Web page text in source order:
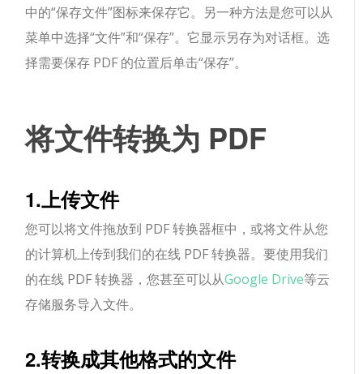
中的“保存文件”图标来保存它。另一种方法是您可以从
菜单中选择“文件”和“保存”。它显示另存为对话框。选
择需要保存 PDF 的位置后单击“保存”。
将文件转换为 PDF
1.上传文件
您可以将文件拖放到 PDF 转换器框中，或将文件从您
的计算机上传到我们的在线 PDF 转换器。要使用我们
的在线 PDF 转换器，您甚至可以从Google Drive等云
存储服务导入文件。
2.转换成其他格式的文件